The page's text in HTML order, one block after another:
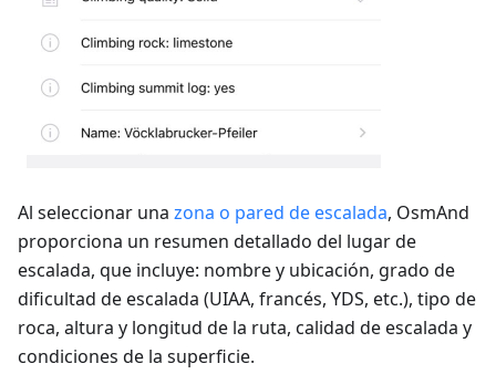
Al seleccionar una zona o pared de escalada, OsmAnd
proporciona un resumen detallado del lugar de
escalada, que incluye: nombre y ubicación, grado de
dificultad de escalada (UIAA, francés, YDS, etc.), tipo de
roca, altura y longitud de la ruta, calidad de escalada y
condiciones de la superficie.